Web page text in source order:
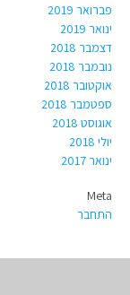
פברואר 2019
ינואר 2019
דצמבר 2018
נובמבר 2018
אוקטובר 2018
ספטמבר 2018
אוגוסט 2018
יולי 2018
ינואר 2017
Meta
התחבר